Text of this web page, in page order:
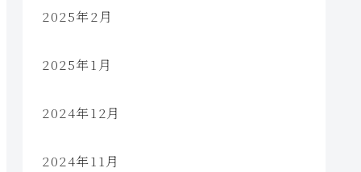
2025年2月
2025年1月
2024年12月
2024年11月